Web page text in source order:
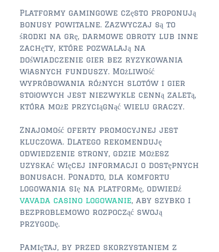
$1,000,000 – $2,000,000
$2,000,000 and up
$150,000 and under
$500,000 – $750,000
$750,000 – $1,000,000
$2,000,000 and up
ST AUGUSTINE BEACH
Platformy gamingowe często proponują
bonusy powitalne. Zazwyczaj są to
środki na grę, darmowe obroty lub inne
zachęty, które pozwalają na
doświadczenie gier bez ryzykowania
własnych funduszy. Możliwość
wypróbowania różnych slotów i gier
stołowych jest niezwykle cenną zaletą,
która może przyciągnąć wielu graczy.
Znajomość oferty promocyjnej jest
kluczowa. Dlatego rekomenduję
odwiedzenie strony, gdzie możesz
uzyskać więcej informacji o dostępnych
bonusach. Ponadto, dla komfortu
logowania się na platformę, odwiedź
vavada casino logowanie, aby szybko i
bezproblemowo rozpocząć swoją
przygodę.
Pamiętaj, by przed skorzystaniem z